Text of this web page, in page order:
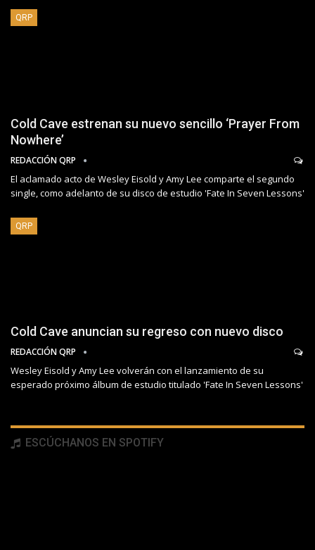
QRP
Cold Cave estrenan su nuevo sencillo ‘Prayer From
Nowhere’
REDACCIÓN QRP
El aclamado acto de Wesley Eisold y Amy Lee comparte el segundo
single, como adelanto de su disco de estudio 'Fate In Seven Lessons'
QRP
Cold Cave anuncian su regreso con nuevo disco
REDACCIÓN QRP
Wesley Eisold y Amy Lee volverán con el lanzamiento de su
esperado próximo álbum de estudio titulado 'Fate In Seven Lessons'
ESCÚCHANOS EN SPOTIFY